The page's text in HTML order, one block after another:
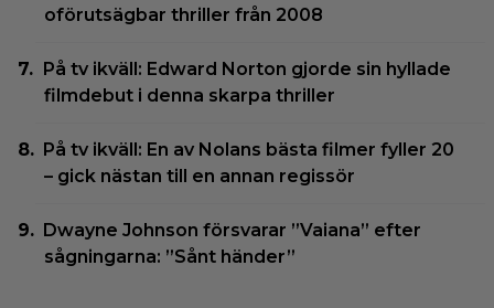
oförutsägbar thriller från 2008
På tv ikväll: Edward Norton gjorde sin hyllade
filmdebut i denna skarpa thriller
På tv ikväll: En av Nolans bästa filmer fyller 20
– gick nästan till en annan regissör
Dwayne Johnson försvarar ”Vaiana” efter
sågningarna: ”Sånt händer”